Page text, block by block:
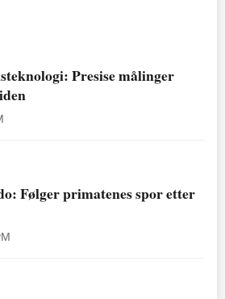
Presise målinger
Følger primatenes spor etter